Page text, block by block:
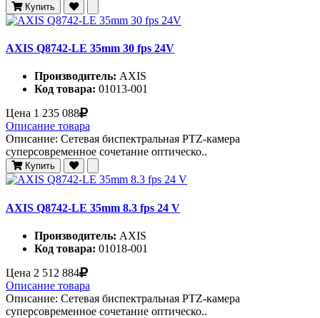
Купить
AXIS Q8742-LE 35mm 30 fps 24V
Производитель: AXIS
Код товара: 01013-001
Цена 1 235 088
Описание товара
Описание: Сетевая биспектральная PTZ-камера
суперсовременное сочетание оптическо..
Купить
AXIS Q8742-LE 35mm 8.3 fps 24 V
Производитель: AXIS
Код товара: 01018-001
Цена 2 512 884
Описание товара
Описание: Сетевая биспектральная PTZ-камера
суперсовременное сочетание оптическо..